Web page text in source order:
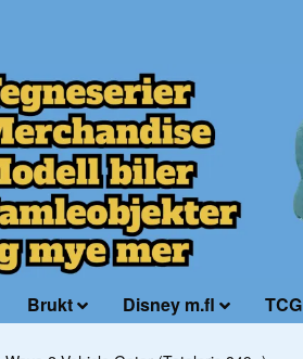
Brukt Disney m.fl TCG